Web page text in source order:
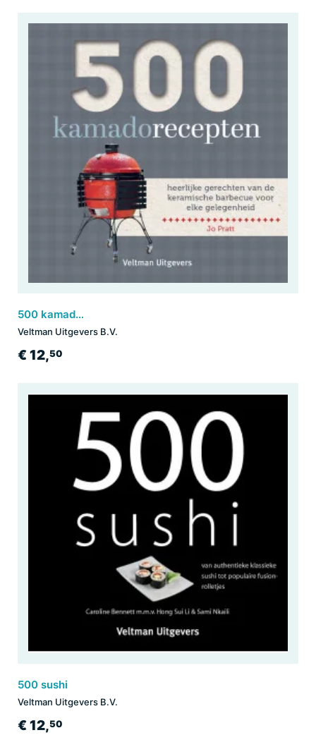
500 kamadorecepten
Veltman Uitgevers B.V.
€ 12,50
500 sushi
Veltman Uitgevers B.V.
€ 12,50